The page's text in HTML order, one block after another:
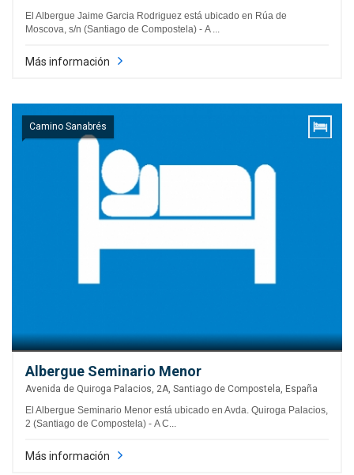
El Albergue Jaime Garcia Rodriguez está ubicado en Rúa de
Moscova, s/n (Santiago de Compostela) - A ...
Más información
Camino Sanabrés
Albergue Seminario Menor
Avenida de Quiroga Palacios, 2A, Santiago de Compostela, España
El Albergue Seminario Menor está ubicado en Avda. Quiroga Palacios,
2 (Santiago de Compostela) - A C...
Más información